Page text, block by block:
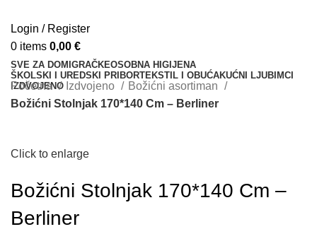
Login / Register
0 items 0,00 €
SVE ZA DOM IGRAČKEOSOBNA HIGIJENA
ŠKOLSKI I UREDSKI PRIBORTEKSTIL I OBUĆAKUĆNI LJUBIMCI
IZDVOJENO
Početna Izdvojeno
Božićni asortiman
Božićni Stolnjak 170*140 Cm – Berliner
Click to enlarge
Božićni Stolnjak 170*140 Cm –
Berliner